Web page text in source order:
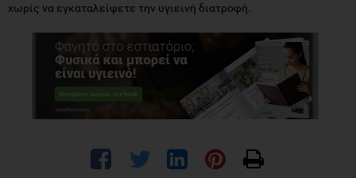
χωρίς να εγκαταλείψετε την υγιεινή διατροφή.